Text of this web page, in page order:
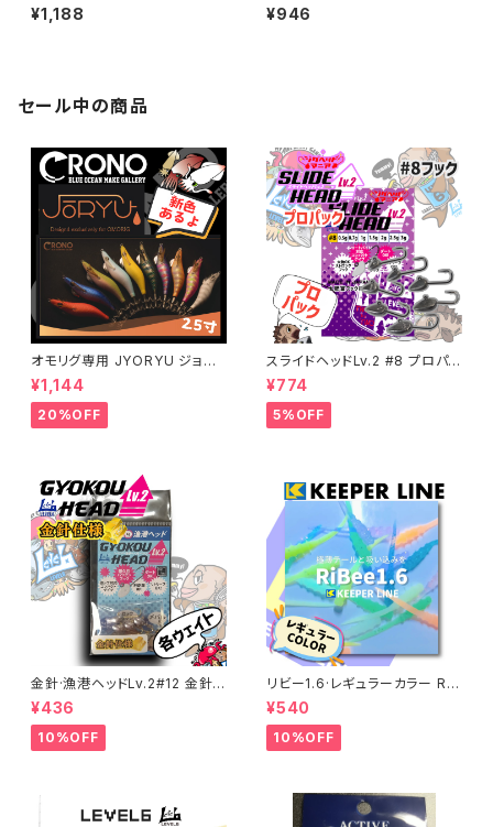
各サイズ【JigheadMania】
¥1,188
ク 0.4～2g【JigHead Mani
a】
¥946
セール中の商品
オモリグ専用 JYORYU ジョウ
リュウ【CRONO】
¥1,144
20%OFF
スライドヘッドLv.2 #8 プロパッ
ク 各ウエイト【JigHeadMani
a】
¥774
5%OFF
金針·漁港ヘッドLv.2#12 金針
仕様 各サイズ
¥436
10%OFF
リビー1.6·レギュラーカラー RiB
ee 【キーパーライン】
¥540
10%OFF